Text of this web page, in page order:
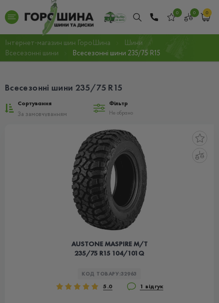
0 0 0
Інтернет-магазин шин ГороШина
Шини
Всесезонні шини
Всесезонні шини 235/75 R15
Всесезонні шини 235/75 R15
Сортування
Фільтр
Не обрано
AUSTONE MASPIRE M/T
235/75 R15 104/101Q
КОД ТОВАРУ:32963
5.0 1 відгук